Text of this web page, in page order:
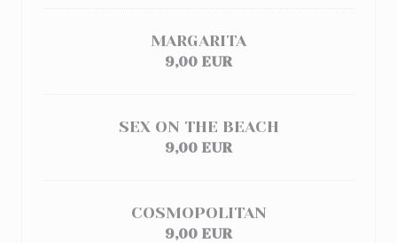
MARGARITA
9,00 EUR
SEX ON THE BEACH
9,00 EUR
COSMOPOLITAN
9,00 EUR